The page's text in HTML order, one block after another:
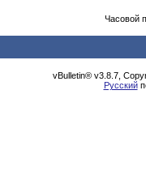
Часовой
vBulletin® v3.8.7,
Русский